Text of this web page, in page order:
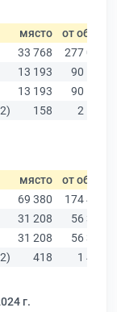
място от общо
33 768
277 019
13 193
90 178
13 193
90 178
158 2 142
място от общо
69 380
174 403
31 208
56 378
31 208
56 378
418 1 430
г.